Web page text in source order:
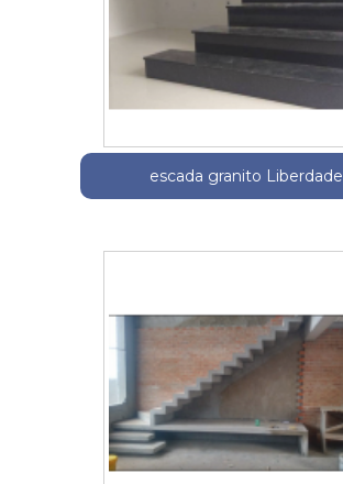
escada granito Liberdade